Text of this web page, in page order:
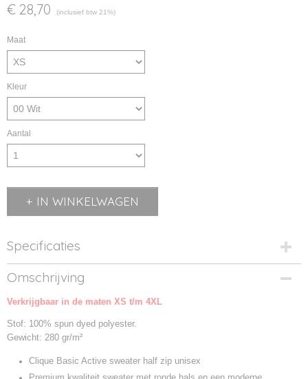
€ 28,70 (inclusief btw 21%)
Maat
Kleur
Aantal
IN WINKELWAGEN
Specificaties
Productcode
021013-00
Productcode leverancier
Omschrijving
Verkrijgbaar in de maten XS t/m 4XL
Stof: 100% spun dyed polyester.
Gewicht: 280 gr/m²
Clique Basic Active sweater half zip unisex